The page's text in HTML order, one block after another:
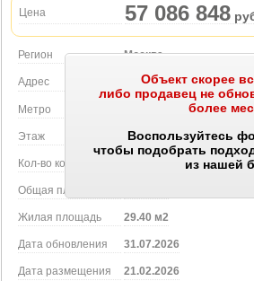
Объект скорее
либо продавец не
более
Воспользуйтесь
чтобы подобрать
из нашей
Цена 57 086 848
Регион Москва
Адрес Снежная ул., ВД22 к.3
Метро Ботанический сад
Этаж 13 этаж в 17-этажном
Кол-во комнат
Общая площадь
Жилая площадь 29.40 м2
Дата обновления 31.07.2026
Дата размещения 21.02.2026